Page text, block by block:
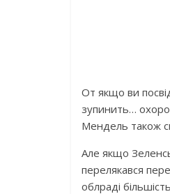
От якщо ви
зупинить…
Мендель також
Але якщо
перелякався
облраді